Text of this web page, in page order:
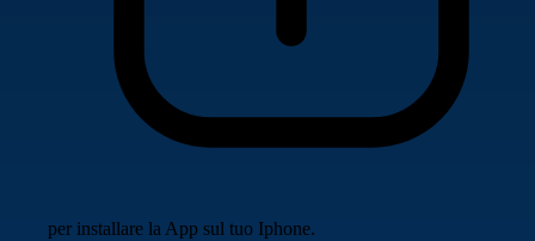
per installare la App sul tuo Iphone.